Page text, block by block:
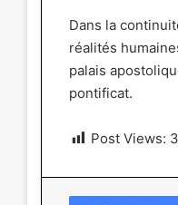
Dans la
réalités
palais
pontificat.
Post Views: